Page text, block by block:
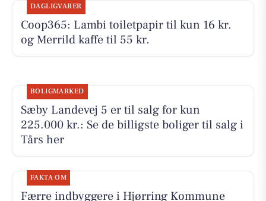
DAGLIGVARER
Coop365: Lambi toiletpapir til kun 16 kr.
og Merrild kaffe til 55 kr.
BOLIGMARKED
Sæby Landevej 5 er til salg for kun
225.000 kr.: Se de billigste boliger til salg i
Tårs her
FAKTA OM
Færre indbyggere i Hjørring Kommune